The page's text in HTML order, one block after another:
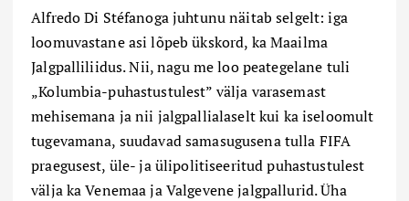
Alfredo Di Stéfanoga juhtunu näitab selgelt: iga
loomuvastane asi lõpeb ükskord, ka Maailma
Jalgpalliliidus. Nii, nagu me loo peategelane tuli
„Kolumbia-puhastustulest” välja varasemast
mehisemana ja nii jalgpallialaselt kui ka iseloomult
tugevamana, suudavad samasugusena tulla FIFA
praegusest, üle- ja ülipolitiseeritud puhastustulest
välja ka Venemaa ja Valgevene jalgpallurid. Üha